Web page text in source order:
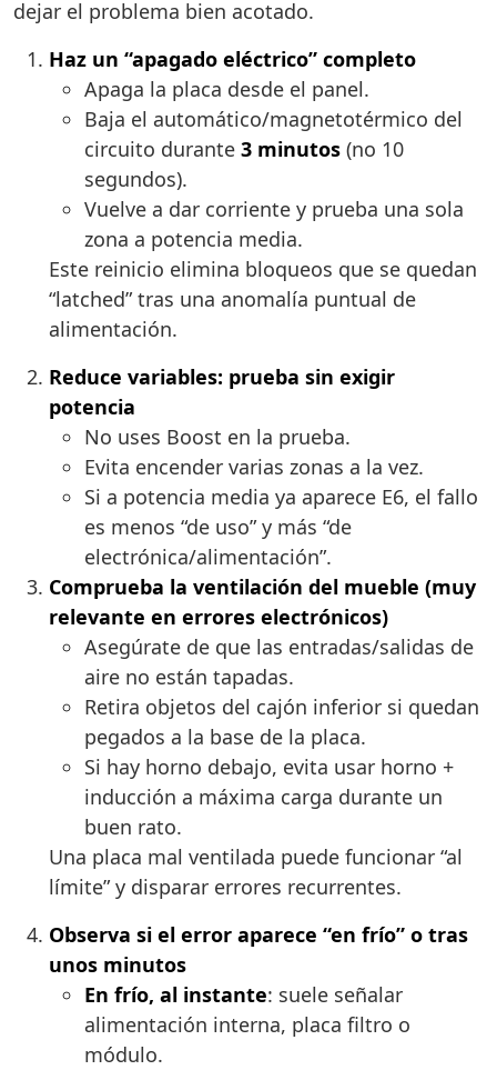
dejar el problema bien acotado.
Haz un “apagado eléctrico” completo
Apaga la placa desde el panel.
Baja el automático/magnetotérmico del
circuito durante 3 minutos (no 10
segundos).
Vuelve a dar corriente y prueba una sola
zona a potencia media.
Este reinicio elimina bloqueos que se quedan
“latched” tras una anomalía puntual de
alimentación.
Reduce variables: prueba sin exigir
potencia
No uses Boost en la prueba.
Evita encender varias zonas a la vez.
Si a potencia media ya aparece E6, el fallo
es menos “de uso” y más “de
electrónica/alimentación”.
Comprueba la ventilación del mueble (muy
relevante en errores electrónicos)
Asegúrate de que las entradas/salidas de
aire no están tapadas.
Retira objetos del cajón inferior si quedan
pegados a la base de la placa.
Si hay horno debajo, evita usar horno +
inducción a máxima carga durante un
buen rato.
Una placa mal ventilada puede funcionar “al
límite” y disparar errores recurrentes.
Observa si el error aparece “en frío” o tras
unos minutos
En frío, al instante: suele señalar
alimentación interna, placa filtro o
módulo.